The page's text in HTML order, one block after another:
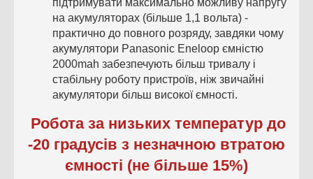
підтримувати максимально можливу напругу
на акумуляторах (більше 1,1 вольта) -
практично до повного розряду, завдяки чому
акумулятори Panasonic Eneloop ємністю
2000mah забезпечують більш тривалу і
стабільну роботу пристроїв, ніж звичайні
акумулятори більш високої ємності.
Робота за низьких температур до
-20 градусів з незначною втратою
ємності (не більше 15%)